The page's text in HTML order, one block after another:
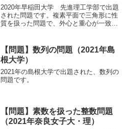
2020年早稲田大学 先進理工学部で出題
された問題です。複素平面で三角形に性
質を扱った問題で、外心と重心が一致す
【問題】数列の問題（2021年島
根大学）
2021年の島根大学で出題された、数列の
問題です。
【問題】素数を扱った整数問題
（2021年奈良女子大・理）